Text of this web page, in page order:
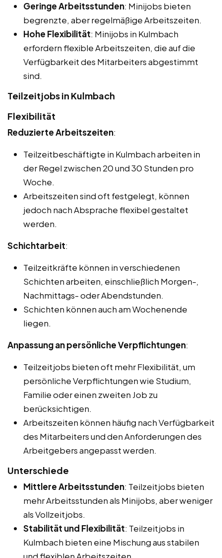
Geringe Arbeitsstunden: Minijobs bieten
begrenzte, aber regelmäßige Arbeitszeiten.
Hohe Flexibilität: Minijobs in Kulmbach
erfordern flexible Arbeitszeiten, die auf die
Verfügbarkeit des Mitarbeiters abgestimmt
sind.
Teilzeitjobs in Kulmbach
Flexibilität
Reduzierte Arbeitszeiten:
Teilzeitbeschäftigte in Kulmbach arbeiten in
der Regel zwischen 20 und 30 Stunden pro
Woche.
Arbeitszeiten sind oft festgelegt, können
jedoch nach Absprache flexibel gestaltet
werden.
Schichtarbeit:
Teilzeitkräfte können in verschiedenen
Schichten arbeiten, einschließlich Morgen-,
Nachmittags- oder Abendstunden.
Schichten können auch am Wochenende
liegen.
Anpassung an persönliche Verpflichtungen:
Teilzeitjobs bieten oft mehr Flexibilität, um
persönliche Verpflichtungen wie Studium,
Familie oder einen zweiten Job zu
berücksichtigen.
Arbeitszeiten können häufig nach Verfügbarkeit
des Mitarbeiters und den Anforderungen des
Arbeitgebers angepasst werden.
Unterschiede
Mittlere Arbeitsstunden: Teilzeitjobs bieten
mehr Arbeitsstunden als Minijobs, aber weniger
als Vollzeitjobs.
Stabilität und Flexibilität: Teilzeitjobs in
Kulmbach bieten eine Mischung aus stabilen